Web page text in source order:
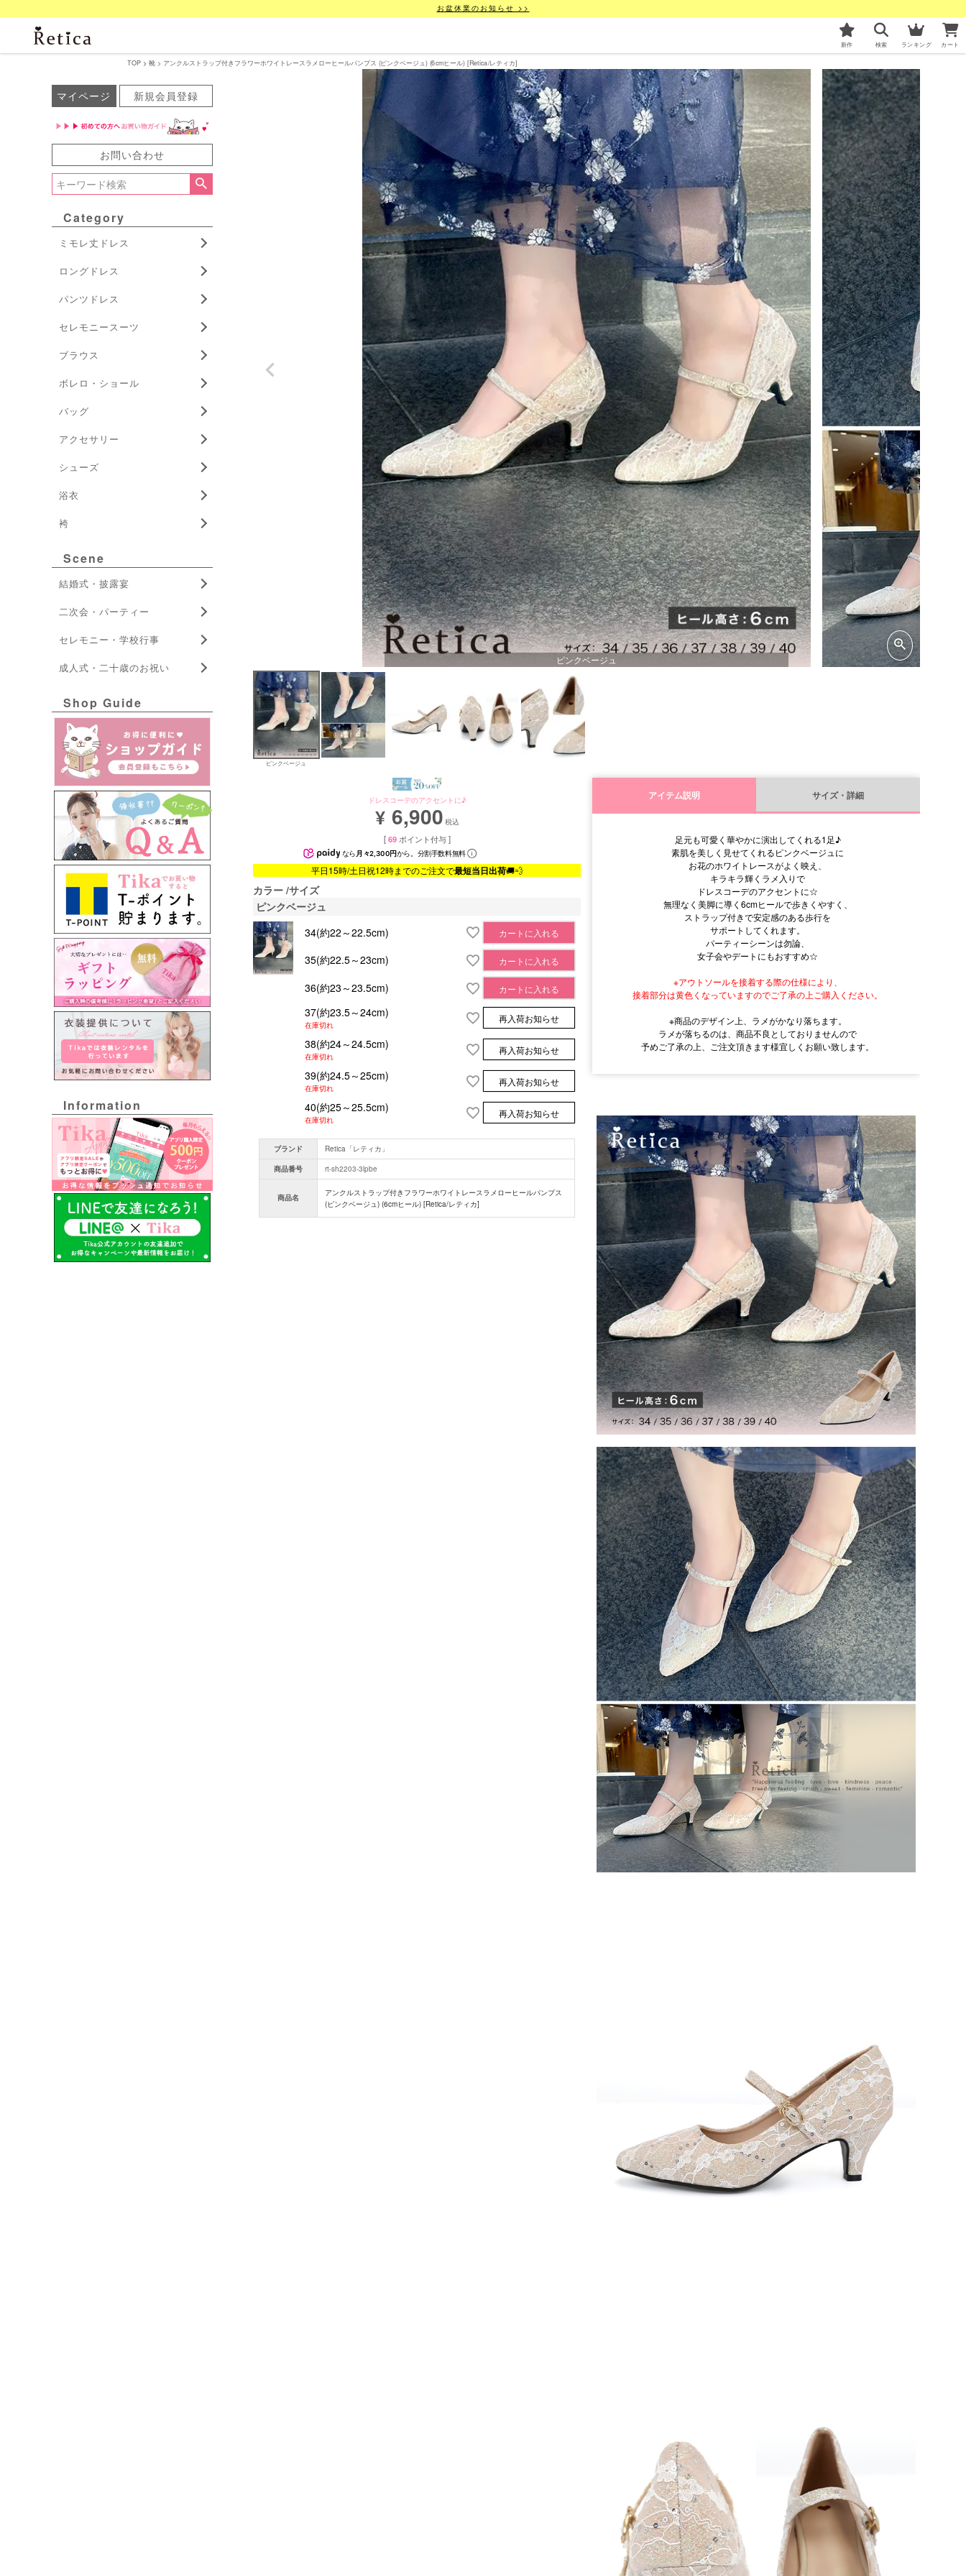
お盆休業のお知らせ >>
新作 検索 ランキング カート
TOP 靴 アンクルストラップ付きフラワーホワイトレースラメローヒールパンプス (ピンクベージュ) (6cmヒール) [Retica/レティカ]
マイページ 新規会員登録
お問い合わせ
Category
ミモレ丈ドレス
ロングドレス
パンツドレス
セレモニースーツ
ブラウス
ボレロ・ショール
バッグ
アクセサリー
シューズ
浴衣
袴
Scene
結婚式・披露宴
二次会・パーティー
セレモニー・学校行事
成人式・二十歳のお祝い
Shop Guide
Information
ピンクベージュ
ピンクベージュ
ドレスコーデのアクセントに♪
¥ 6,900 税込
[ 69 ポイント付与 ]
なら 月々2,300円から。分割手数料無料
平日15時/土日祝12時までのご注文で最短当日出荷🚚💨
カラー サイズ
ピンクベージュ
34(約22～22.5cm)
カートに入れる
35(約22.5～23cm) カートに入れる
36(約23～23.5cm) カートに入れる
37(約23.5～24cm)
在庫切れ
再入荷お知らせ
38(約24～24.5cm)
在庫切れ
再入荷お知らせ
39(約24.5～25cm)
在庫切れ
再入荷お知らせ
40(約25～25.5cm)
在庫切れ
再入荷お知らせ
ブランド
Retica「レティカ」
商品番号
rt-sh2203-3lpbe
商品名
アンクルストラップ付きフラワーホワイトレースラメローヒールパンプス
(ピンクベージュ) (6cmヒール) [Retica/レティカ]
アイテム説明 サイズ・詳細
足元も可愛く華やかに演出してくれる1足♪
素肌を美しく見せてくれるピンクベージュに
お花のホワイトレースがよく映え、
キラキラ輝くラメ入りで
ドレスコーデのアクセントに☆
無理なく美脚に導く6cmヒールで歩きくやすく、
ストラップ付きで安定感のある歩行を
サポートしてくれます。
パーティーシーンは勿論、
女子会やデートにもおすすめ☆
※アウトソールを接着する際の仕様により、
接着部分は黄色くなっていますのでご了承の上ご購入ください。
※商品のデザイン上、ラメがかなり落ちます。
ラメが落ちるのは、商品不良としておりませんので
予めご了承の上、ご注文頂きます様宜しくお願い致します。
■注意事項